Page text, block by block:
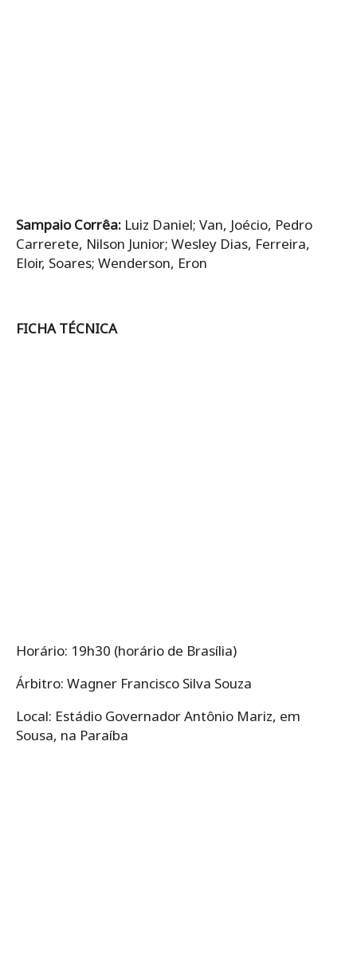
Sampaio Corrêa: Luiz Daniel; Van, Joécio, Pedro
Carrerete, Nilson Junior; Wesley Dias, Ferreira,
Eloir, Soares; Wenderson, Eron
FICHA TÉCNICA
Horário: 19h30 (horário de Brasília)
Árbitro: Wagner Francisco Silva Souza
Local: Estádio Governador Antônio Mariz, em
Sousa, na Paraíba